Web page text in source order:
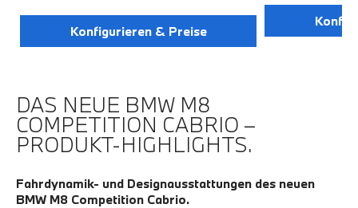
Konfigurieren & Preise
DAS NEUE BMW M8
COMPETITION CABRIO –
PRODUKT-HIGHLIGHTS.
Fahrdynamik- und Designausstattungen des neuen
BMW M8 Competition Cabrio.